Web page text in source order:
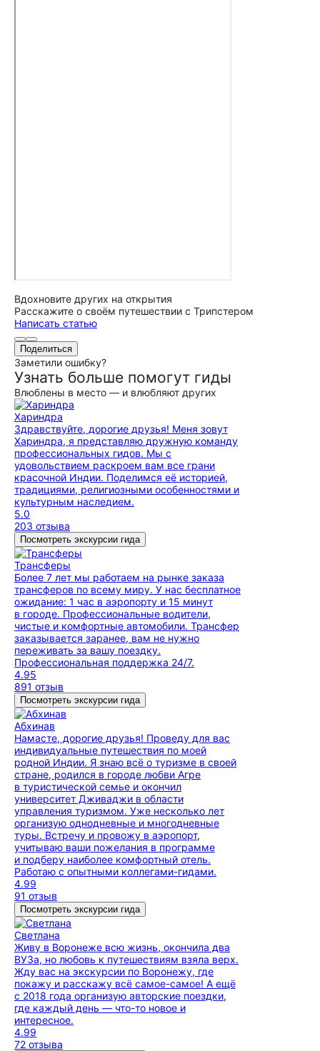
Вдохновите других на открытия
Расскажите о своём путешествии с Трипстером
Написать статью
Поделиться
Заметили ошибку?
Узнать больше помогут гиды
Влюблены в место — и влюбляют других
Хариндра
Здравствуйте, дорогие друзья! Меня зовут
Хариндра, я представляю дружную команду
профессиональных гидов. Мы с
удовольствием раскроем вам все грани
красочной Индии. Поделимся её историей,
традициями, религиозными особенностями и
культурным наследием.
5.0
203 отзыва
Посмотреть экскурсии гида
Трансферы
Более 7 лет мы работаем на рынке заказа
трансферов по всему миру. У нас бесплатное
ожидание: 1 час в аэропорту и 15 минут
в городе. Профессиональные водители,
чистые и комфортные автомобили. Трансфер
заказывается заранее, вам не нужно
переживать за вашу поездку.
Профессиональная поддержка 24/7.
4.95
891 отзыв
Посмотреть экскурсии гида
Абхинав
Намасте, дорогие друзья! Проведу для вас
индивидуальные путешествия по моей
родной Индии. Я знаю всё о туризме в своей
стране, родился в городе любви Агре
в туристической семье и окончил
университет Дживаджи в области
управления туризмом. Уже несколько лет
организую однодневные и многодневные
туры. Встречу и провожу в аэропорт,
учитываю ваши пожелания в программе
и подберу наиболее комфортный отель.
Работаю с опытными коллегами-гидами.
4.99
91 отзыв
Посмотреть экскурсии гида
Светлана
Живу в Воронеже всю жизнь, окончила два
ВУЗа, но любовь к путешествиям взяла верх.
Жду вас на экскурсии по Воронежу, где
покажу и расскажу всё самое-самое! А ещё
с 2018 года организую авторские поездки,
где каждый день — что-то новое и
интересное.
4.99
72 отзыва